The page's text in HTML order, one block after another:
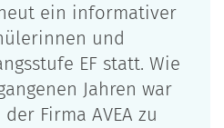
ein informativer
und
EF statt. Wie
Jahren war
Firma AVEA zu